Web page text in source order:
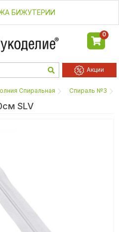
БИЖУТЕРИИ
0
Акции
Спиральная Спираль №3
SLV